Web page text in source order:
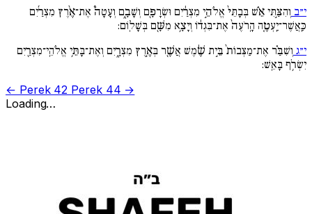
י״ב וְהִצַּ֣תִּי אֵ֗שׁ בְּבָתֵּי֙ אֱלֹהֵ֣י מִצְרַ֔יִם וּשְׂרָפָ֖ם וְשָׁבָ֑ם וְעָטָה֩ אֶת־אֶ֨רֶץ מִצְרַ֜יִם
כַּֽאֲשֶׁר־יַֽעְטֶ֚ה הָֽרֹעֶה֙ אֶת־בִּגְד֔וֹ וְיָצָ֥א מִשָּׁ֖ם בְּשָׁלֽוֹם:
י״ג וְשִׁבַּ֗ר אֶת־מַצְּבוֹת֙ בֵּ֣ית שֶׁ֔מֶשׁ אֲשֶׁ֖ר בְּאֶ֣רֶץ מִצְרָ֑יִם וְאֶת־בָּתֵּ֥י אֱלֹהֵֽי־מִצְרַ֖יִם
יִשְׂרֹ֥ף בָּאֵֽשׁ:
← Perek 42 Perek 44 →
Loading…